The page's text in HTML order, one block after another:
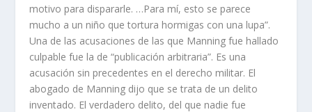
motivo para dispararle. …Para mí, esto se parece
mucho a un niño que tortura hormigas con una lupa”.
Una de las acusaciones de las que Manning fue hallado
culpable fue la de “publicación arbitraria”. Es una
acusación sin precedentes en el derecho militar. El
abogado de Manning dijo que se trata de un delito
inventado. El verdadero delito, del que nadie fue